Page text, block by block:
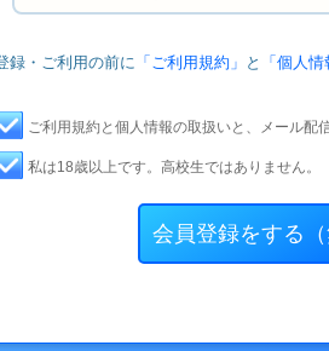
録・ご利用の前に 「ご利用規約」 と 「個人
ご利用規約と個人情報の取扱いと、メール配
私は18歳以上です。高校生ではありません。